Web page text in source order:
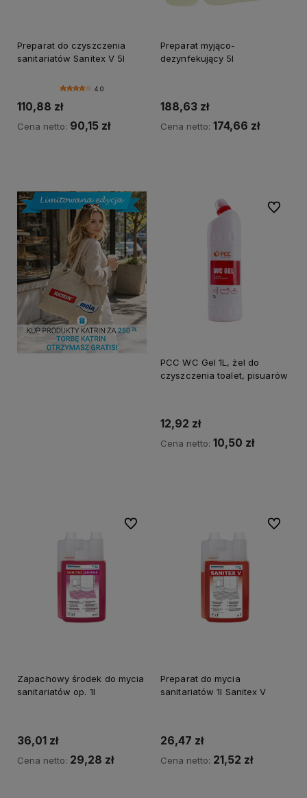
Preparat do czyszczenia
sanitariatów Sanitex V 5l
4.0
110,88 zł
Cena netto: 90,15 zł
Preparat myjąco-
dezynfekujący 5l
188,63 zł
Cena netto: 174,66 zł
PCC WC Gel 1L, żel do
czyszczenia toalet, pisuarów
12,92 zł
Cena netto: 10,50 zł
Do
Zapachowy środek do mycia
sanitariatów op. 1l
36,01 zł
Cena netto: 29,28 zł
Do ulubionych
Preparat do mycia
sanitariatów 1l Sanitex V
26,47 zł
Cena netto: 21,52 zł
Do